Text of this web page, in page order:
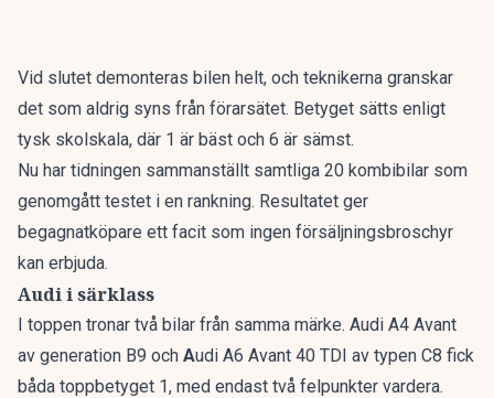
Vid slutet demonteras bilen helt, och teknikerna granskar
det som aldrig syns från förarsätet. Betyget sätts enligt
tysk skolskala, där 1 är bäst och 6 är sämst.
Nu har tidningen sammanställt samtliga 20 kombibilar som
genomgått testet i en rankning. Resultatet ger
begagnatköpare ett facit som ingen försäljningsbroschyr
kan erbjuda.
Audi i särklass
I toppen tronar två bilar från samma märke. Audi A4 Avant
av generation B9 och Audi A6 Avant 40 TDI av typen C8 fick
båda toppbetyget 1, med endast två felpunkter vardera.